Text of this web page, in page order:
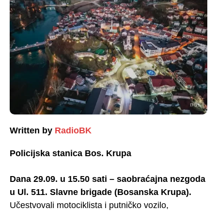
Written by RadioBK
Policijska stanica Bos. Krupa
Dana 29.09. u 15.50 sati – saobraćajna nezgoda
u Ul. 511. Slavne brigade (Bosanska Krupa).
Učestvovali motociklista i putničko vozilo,